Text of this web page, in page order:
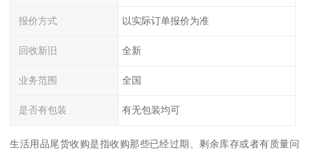
报价方式 以实际订单报价为准
回收新旧 全新
业务范围 全国
是否有包装 有无包装均可
生活用品尾货收购是指收购那些已经过期、剩余库存或者有质量问